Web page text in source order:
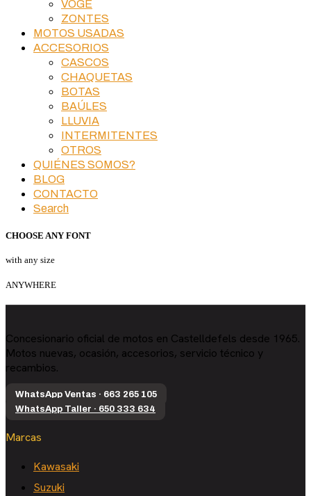
VOGE
ZONTES
MOTOS USADAS
ACCESORIOS
CASCOS
CHAQUETAS
BOTAS
BAÚLES
LLUVIA
INTERMITENTES
OTROS
QUIÉNES SOMOS?
BLOG
CONTACTO
Search
CHOOSE ANY FONT
with any size
ANYWHERE
Concesionario oficial de motos en Castelldefels desde 1965.
Motos nuevas, ocasión, accesorios, servicio técnico y
recambios.
WhatsApp Ventas · 663 265 105
WhatsApp Taller · 650 333 634
Marcas
Kawasaki
Suzuki